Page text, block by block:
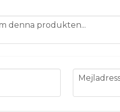
denna produkten...
email